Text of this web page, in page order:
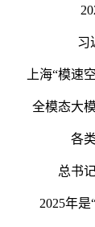
习
上海“模速
全模态大
各
总书
2025年